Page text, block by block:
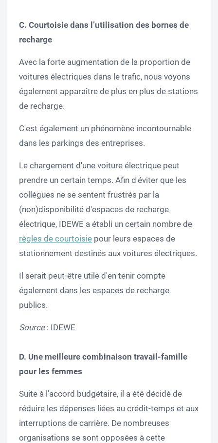
C. Courtoisie dans l’utilisation des bornes de
recharge
Avec la forte augmentation de la proportion de
voitures électriques dans le trafic, nous voyons
également apparaître de plus en plus de stations
de recharge.
C'est également un phénomène incontournable
dans les parkings des entreprises.
Le chargement d'une voiture électrique peut
prendre un certain temps. Afin d'éviter que les
collègues ne se sentent frustrés par la
(non)disponibilité d'espaces de recharge
électrique, IDEWE a établi un certain nombre de
règles de courtoisie pour leurs espaces de
stationnement destinés aux voitures électriques.
Il serait peut-être utile d'en tenir compte
également dans les espaces de recharge
publics.
Source: IDEWE
D. Une meilleure combinaison travail-famille
pour les femmes
Suite à l'accord budgétaire, il a été décidé de
réduire les dépenses liées au crédit-temps et aux
interruptions de carrière. De nombreuses
organisations se sont opposées à cette